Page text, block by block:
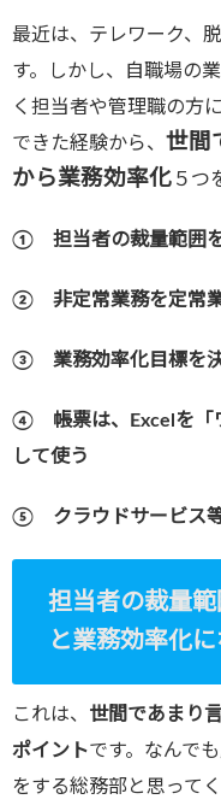
最近は、テレワーク、
す。しかし、自職場の
く担当者や管理職の方
できた経験から、 世間
から業務効率化 ５つ
① 担当者の裁量範囲を
② 非定常業務を定常
③ 業務効率化目標を
④ 帳票は、 Excel を「
して使う
⑤ クラウドサービス等
担当者の裁量
と業務効率化に
これは、 世間であまり
ポイントです。なんで
をする総務部と思って